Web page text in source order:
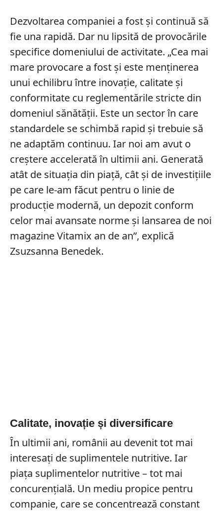
Dezvoltarea companiei a fost și continuă să
fie una rapidă. Dar nu lipsită de provocările
specifice domeniului de activitate. „Cea mai
mare provocare a fost și este menținerea
unui echilibru între inovație, calitate și
conformitate cu reglementările stricte din
domeniul sănătății. Este un sector în care
standardele se schimbă rapid și trebuie să
ne adaptăm continuu. Iar noi am avut o
creștere accelerată în ultimii ani. Generată
atât de situația din piață, cât și de investițiile
pe care le-am făcut pentru o linie de
producție modernă, un depozit conform
celor mai avansate norme și lansarea de noi
magazine Vitamix an de an”, explică
Zsuzsanna Benedek.
Calitate, inovație și diversificare
În ultimii ani, românii au devenit tot mai
interesați de suplimentele nutritive. Iar
piața suplimentelor nutritive – tot mai
concurențială. Un mediu propice pentru
companie, care se concentrează constant